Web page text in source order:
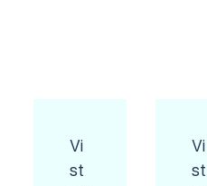
Vi
st
Vi
st